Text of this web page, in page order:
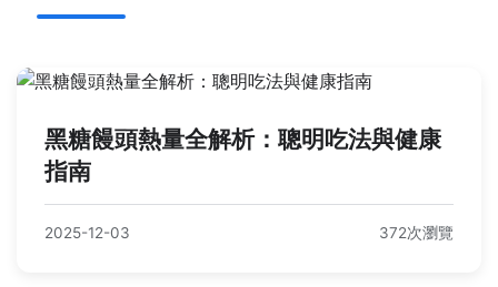
黑糖饅頭熱量全解析：聰明吃法與健康
指南
2025-12-03 372次瀏覽